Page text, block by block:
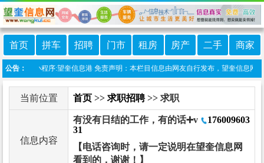
首页 拼车 招聘 门市 租房 房产 二手 商家
公告：
线微信小程序:望奎信息港 免责声明：本栏目信息由网友自行发布，望奎信息网
当前位置 首页 >> 求职招聘>> 求职
信息内容
有没有日结的工作，有的话➕v
176009603
31
【电话咨询时，请一定说明在望奎信息网
看到的，谢谢！】